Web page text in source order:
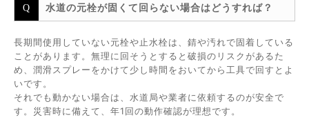
水道の元栓が固くて回らない場合はどうすれば？
長期間使用していない元栓や止水栓は、錆や汚れで固着している
ことがあります。無理に回そうとすると破損のリスクがあるた
め、潤滑スプレーをかけて少し時間をおいてから工具で回すとよ
いです。
それでも動かない場合は、水道局や業者に依頼するのが安全で
す。災害時に備えて、年1回の動作確認が理想です。